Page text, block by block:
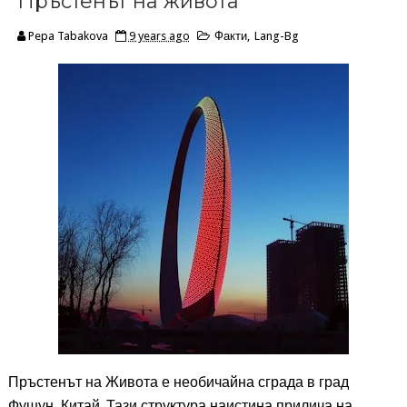
Pepa Tabakova 9 years ago Факти, Lang-Bg
Пръстенът на Живота е необичайна сграда в град